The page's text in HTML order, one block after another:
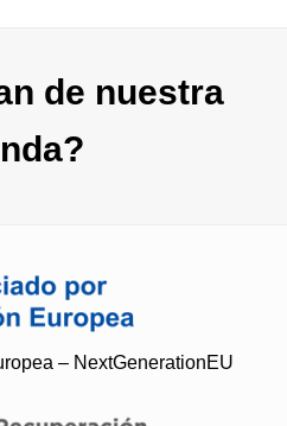
de nuestra
– NextGenerationEU
¿Te ayudo?